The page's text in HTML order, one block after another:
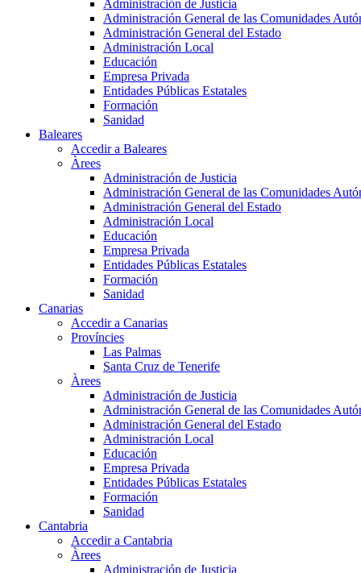
Administración de Justicia
Administración General de las Comunidades
Administración General del Estado
Administración Local
Educación
Empresa Privada
Entidades Públicas Estatales
Formación
Sanidad
Baleares
Accedir a Baleares
Àrees
Administración de Justicia
Administración General de las Comunidades
Administración General del Estado
Administración Local
Educación
Empresa Privada
Entidades Públicas Estatales
Formación
Sanidad
Canarias
Accedir a Canarias
Províncies
Las Palmas
Santa Cruz de Tenerife
Àrees
Administración de Justicia
Administración General de las Comunidades
Administración General del Estado
Administración Local
Educación
Empresa Privada
Entidades Públicas Estatales
Formación
Sanidad
Cantabria
Accedir a Cantabria
Àrees
Administración de Justicia